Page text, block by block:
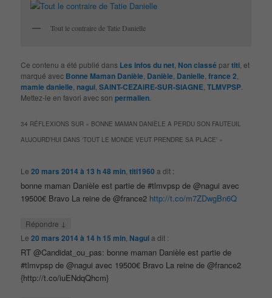
Tout le contraire de Tatie Danielle
Ce contenu a été publié dans Les infos du net Non classé partiti , et
marqué avec Bonne Maman Danièle Danièle Danielle ,france 2
mamie danielle nagui ,SAINT-CEZAIRE-SUR-SIAGNE ,TLMVPSP
Mettez-le en favori avec sonpermalien
34 RÉFLEXIONS SUR « BONNE MAMAN DANIÈLE A PERDU SON FAUTEUIL
AUJOURD’HUI DANS ‘TOUT LE MONDE VEUT PRENDRE SA PLACE’ »
Le20 mars 2014 à 13 h 48 min ,titi1960 a dit :
bonne maman Danièle est partie de #tlmvpsp de @nagui avec
19500€ Bravo La reine de @france2 http://t.co/m7ZDwgBn6Q
Répondre ↓
Le20 mars 2014 à 14 h 15 min Naguia dit :
RT @Candidat_ou_pas: bonne maman Danièle est partie de
#tlmvpsp de @nagui avec 19500€ Bravo La reine de @france2
{http://t.co/iuENdqQhcm}